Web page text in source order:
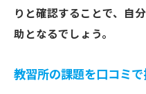
りと確認することで、自
助となるでしょう。
教習所の課題を口コミ